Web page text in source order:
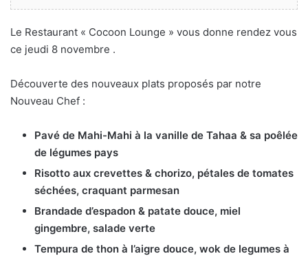
Le Restaurant « Cocoon Lounge » vous donne rendez vous
ce jeudi 8 novembre .
Découverte des nouveaux plats proposés par notre
Nouveau Chef :
Pavé de Mahi-Mahi à la vanille de Tahaa & sa poêlée
de légumes pays
Risotto aux crevettes & chorizo, pétales de tomates
séchées, craquant parmesan
Brandade d’espadon & patate douce, miel
gingembre, salade verte
Tempura de thon à l’aigre douce, wok de legumes à